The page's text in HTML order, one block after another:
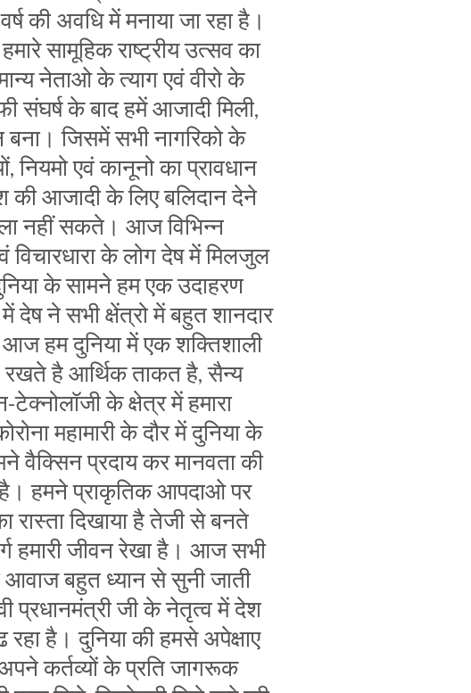
की अवधि में मनाया जा रहा है।
सामूहिक राष्ट्रीय उत्सव का
नेताओ के त्याग एवं वीरो के
संघर्ष के बाद हमें आजादी मिली,
बना। जिसमें सभी नागरिको के
नियमो एवं कानूनो का प्रावधान
की आजादी के लिए बलिदान देने
नहीं सकते। आज विभिन्न
विचारधारा के लोग देष में मिलजुल
के सामने हम एक उदाहरण
देष ने सभी क्षेंत्रो में बहुत शानदार
हम दुनिया में एक शक्तिशाली
है आर्थिक ताकत है, सैन्य
टेक्नोलॉजी के क्षेत्र में हमारा
महामारी के दौर में दुनिया के
वैक्सिन प्रदाय कर मानवता की
हमने प्राकृतिक आपदाओ पर
रास्ता दिखाया है तेजी से बनते
हमारी जीवन रेखा है। आज सभी
आवाज बहुत ध्यान से सुनी जाती
प्रधानमंत्री जी के नेतृत्व में देश
है। दुनिया की हमसे अपेक्षाए
कर्तव्यों के प्रति जागरूक